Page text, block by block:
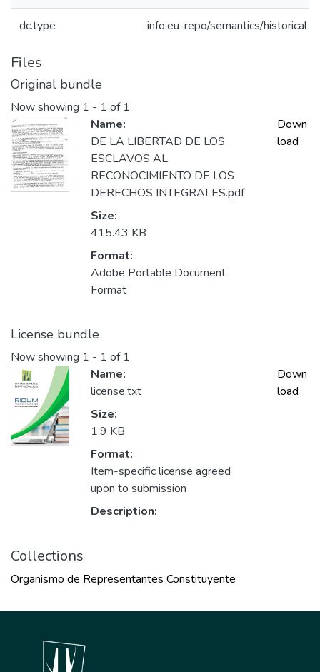
dc.type info:eu-repo/semantics/historical
Files
Original bundle
Now showing 1 - 1 of 1
Name:
DE LA LIBERTAD DE LOS
ESCLAVOS AL
RECONOCIMIENTO DE LOS
DERECHOS INTEGRALES.pdf
Size:
415.43 KB
Format:
Adobe Portable Document
Format
Down
load
License bundle
Now showing 1 - 1 of 1
Name:
license.txt
Size:
1.9 KB
Format:
Item-specific license agreed
upon to submission
Description:
Down
load
Collections
Organismo de Representantes Constituyente